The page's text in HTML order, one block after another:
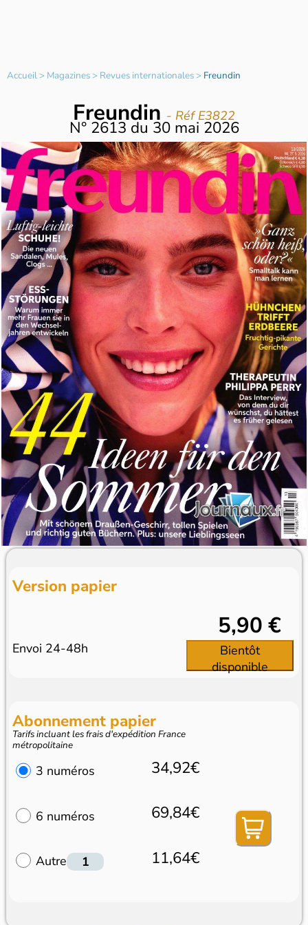
Accueil> Magazines> Revues internationales> Freundin
Freundin - Réf E3822
N° 2613 du 30 mai 2026
Version papier
Envoi 24-48h
5,90 €
Bientôt
disponible
Abonnement papier
Tarifs incluant les frais d'expédition France
métropolitaine
3 numéros 34,92€
6 numéros 69,84€
Autre 11,64€